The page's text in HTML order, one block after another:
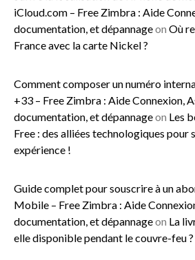
iCloud.com – Free Zimbra : Aide
documentation, et dépannageon Où
France avec la carte Nickel ?
Comment composer un numéro
+33 – Free Zimbra : Aide Connexion,
documentation, et dépannageon Les
Free : des alliées technologiques
expérience !
Guide complet pour souscrire à un
Mobile – Free Zimbra : Aide
documentation, et dépannageon La
elle disponible pendant le couvre-feu ?